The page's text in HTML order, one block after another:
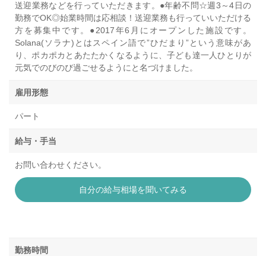
送迎業務などを行っていただきます。●年齢不問☆週3～4日の
勤務でOK◎始業時間は応相談！送迎業務も行っていいただける
方を募集中です。●2017年6月にオープンした施設です。
Solana(ソラナ)とはスペイン語で”ひだまり”という意味があ
り、ポカポカとあたたかくなるように、子ども達一人ひとりが
元気でのびのび過ごせるようにと名づけました。
雇用形態
パート
給与・手当
お問い合わせください。
自分の給与相場を聞いてみる
勤務時間